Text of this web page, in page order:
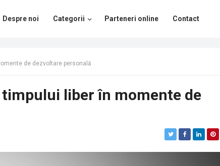
Despre noi Categorii Parteneri online Contact
de dezvoltare personală
liber în momente de